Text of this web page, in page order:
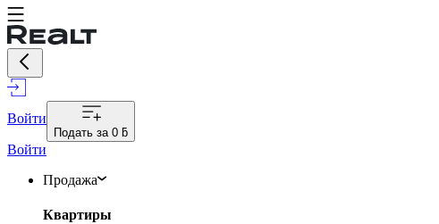
Войти
Подать за 0 ƃ
Войти
Продажа
Квартиры